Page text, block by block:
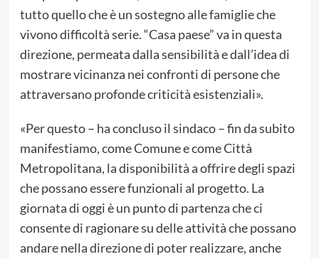
tutto quello che è un sostegno alle famiglie che
vivono difficoltà serie. “Casa paese” va in questa
direzione, permeata dalla sensibilità e dall’idea di
mostrare vicinanza nei confronti di persone che
attraversano profonde criticità esistenziali».
«Per questo – ha concluso il sindaco – fin da subito
manifestiamo, come Comune e come Città
Metropolitana, la disponibilità a offrire degli spazi
che possano essere funzionali al progetto. La
giornata di oggi è un punto di partenza che ci
consente di ragionare su delle attività che possano
andare nella direzione di poter realizzare, anche